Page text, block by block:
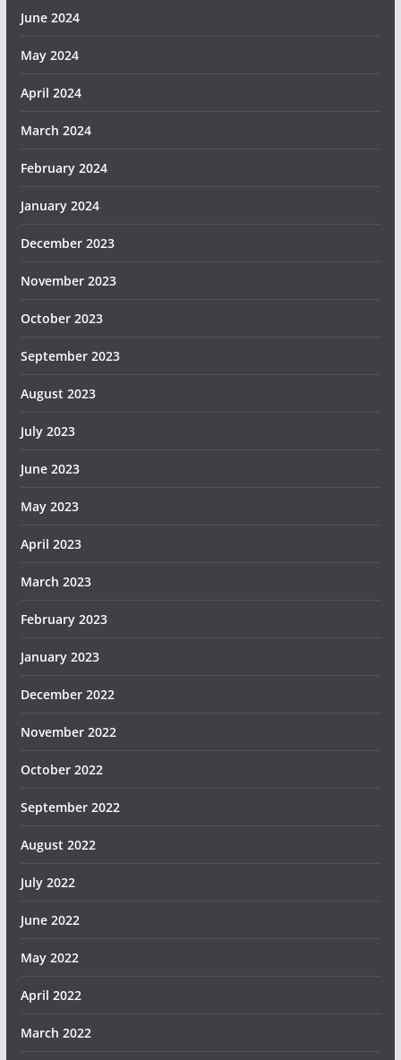
June 2024
May 2024
April 2024
March 2024
February 2024
January 2024
December 2023
November 2023
October 2023
September 2023
August 2023
July 2023
June 2023
May 2023
April 2023
March 2023
February 2023
January 2023
December 2022
November 2022
October 2022
September 2022
August 2022
July 2022
June 2022
May 2022
April 2022
March 2022